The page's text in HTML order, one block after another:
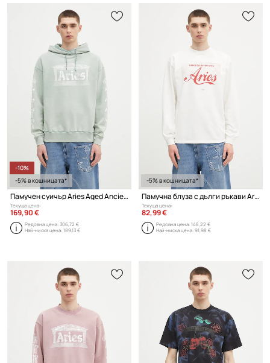
-10%
-5% в кошницата*
Памучен суичър Aries Aged Ancient Column Hoodie
Текуща цена:
169,90 €
Редовна цена:306,72 €
Най-ниска цена:189,13 €
-5% в кошницата*
Памучна блуза с дълги ръкави Aries Faded Cola LS Tee
Текуща цена:
82,99 €
Редовна цена:148,22 €
Най-ниска цена:91,98 €